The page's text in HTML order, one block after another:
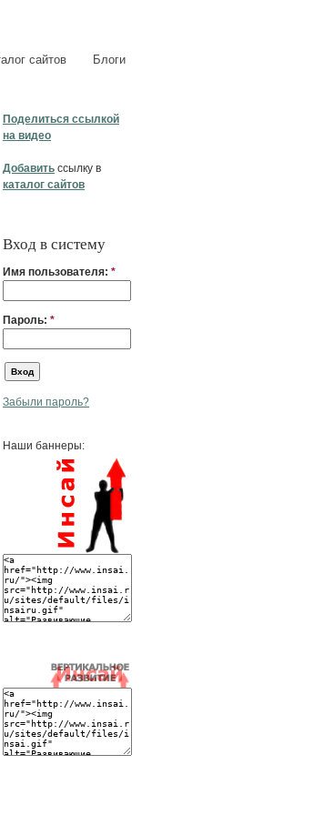
сайтов Блоги
Поделиться ссылкой
на видео
Добавить ссылку в
каталог сайтов
Вход в систему
Имя пользователя: *
Пароль: *
Забыли пароль?
Наши баннеры: